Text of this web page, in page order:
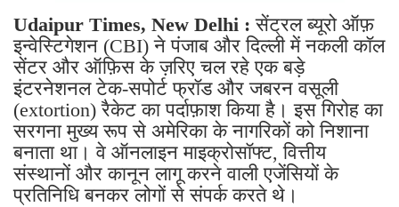
Udaipur Times, New Delhi :सेंट्रल ब्यूरो ऑफ़
इन्वेस्टिगेशन (CBI) ने पंजाब और दिल्ली में नकली कॉल
सेंटर और ऑफ़िस के ज़रिए चल रहे एक बड़े
इंटरनेशनल टेक-सपोर्ट फ्रॉड और जबरन वसूली
(extortion) रैकेट का पर्दाफ़ाश किया है। इस गिरोह का
सरगना मुख्य रूप से अमेरिका के नागरिकों को निशाना
बनाता था। वे ऑनलाइन माइक्रोसॉफ्ट, वित्तीय
संस्थानों और कानून लागू करने वाली एजेंसियों के
प्रतिनिधि बनकर लोगों से संपर्क करते थे।